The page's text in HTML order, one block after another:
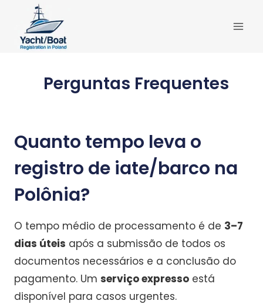
content
Perguntas Frequentes
Quanto tempo leva o
registro de iate/barco na
Polônia?
O tempo médio de processamento é de 3–7
dias úteis após a submissão de todos os
documentos necessários e a conclusão do
pagamento. Um serviço expresso está
disponível para casos urgentes.